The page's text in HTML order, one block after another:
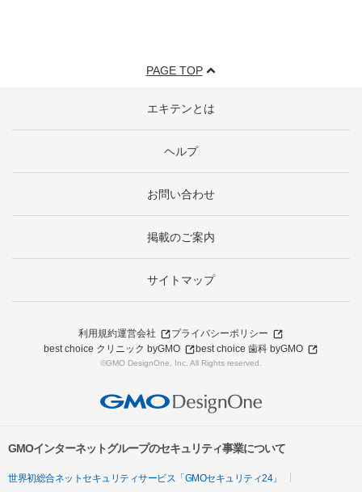
PAGE TOP
エキテンとは
ヘルプ
お問い合わせ
掲載のご案内
サイトマップ
利用規約運営会社
プライバシーポリシー
best choice クリニック byGMO
best choice 歯科 byGMO
©GMO DesignOne, Inc. All Rights reserved.
GMOインターネットグループのセキュリティ事業について
世界初総合ネットセキュリティサービス「GMOセキュリティ24」